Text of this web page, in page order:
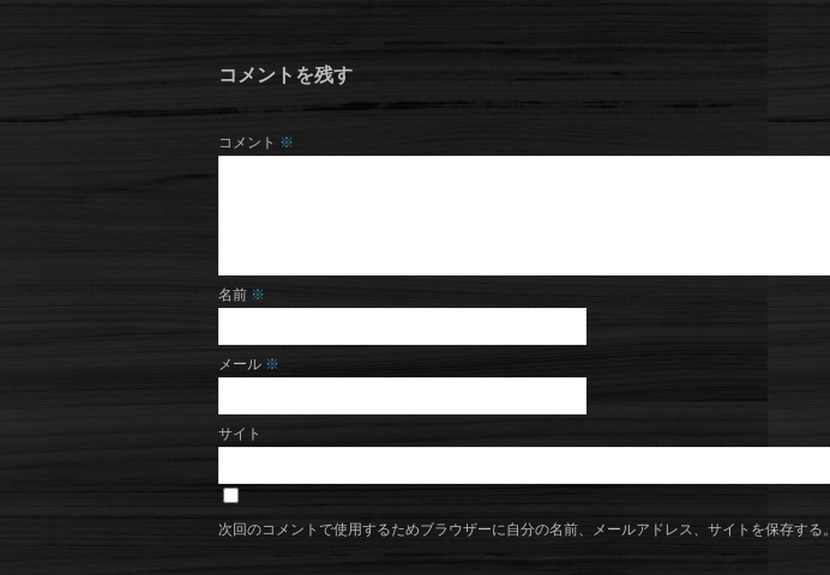
コメントを残す
コメント ※
名前 ※
メール ※
サイト
次回のコメントで使用するためブラウザーに自分の名前、メールアドレス、サイトを保存する。